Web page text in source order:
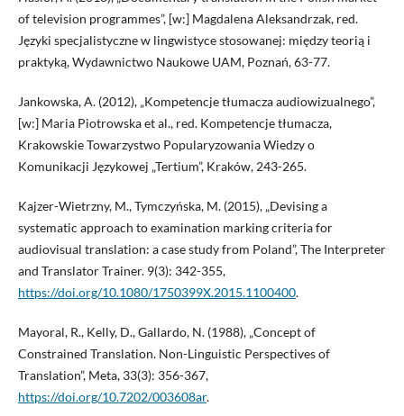
of television programmes”, [w:] Magdalena Aleksandrzak, red.
Języki specjalistyczne w lingwistyce stosowanej: między teorią i
praktyką, Wydawnictwo Naukowe UAM, Poznań, 63-77.
Jankowska, A. (2012), „Kompetencje tłumacza audiowizualnego”,
[w:] Maria Piotrowska et al., red. Kompetencje tłumacza,
Krakowskie Towarzystwo Popularyzowania Wiedzy o
Komunikacji Językowej „Tertium”, Kraków, 243-265.
Kajzer-Wietrzny, M., Tymczyńska, M. (2015), „Devising a
systematic approach to examination marking criteria for
audiovisual translation: a case study from Poland”, The Interpreter
and Translator Trainer. 9(3): 342-355,
https://doi.org/10.1080/1750399X.2015.1100400.
Mayoral, R., Kelly, D., Gallardo, N. (1988), „Concept of
Constrained Translation. Non-Linguistic Perspectives of
Translation”, Meta, 33(3): 356-367,
https://doi.org/10.7202/003608ar.